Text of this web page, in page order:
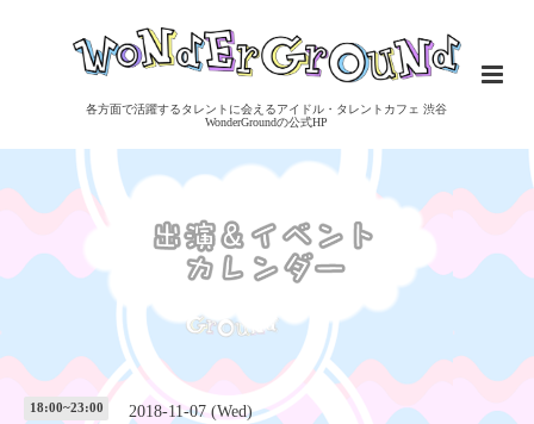
各方面で活躍するタレントに会えるアイドル・タレントカフェ 渋谷
WonderGroundの公式HP
18:00~23:00 2018-11-07 (Wed)